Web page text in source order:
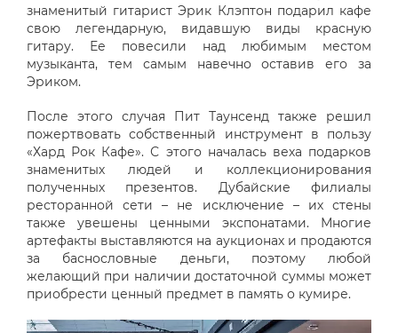
знаменитый гитарист Эрик Клэптон подарил кафе
свою легендарную, видавшую виды красную
гитару. Ее повесили над любимым местом
музыканта, тем самым навечно оставив его за
Эриком.
После этого случая Пит Таунсенд также решил
пожертвовать собственный инструмент в пользу
«Хард Рок Кафе». С этого началась веха подарков
знаменитых людей и коллекционирования
полученных презентов. Дубайские филиалы
ресторанной сети – не исключение – их стены
также увешены ценными экспонатами. Многие
артефакты выставляются на аукционах и продаются
за баснословные деньги, поэтому любой
желающий при наличии достаточной суммы может
приобрести ценный предмет в память о кумире.